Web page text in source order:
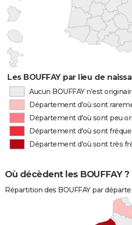
Les BOUFFAY par lieu de
Aucun BOUFFAY n'est
Département d'où sont
Département d'où sont peu
Département d'où sont
Département d'où sont très
Où décèdent les BOUFFAY ?
Répartition des BOUFFAY par